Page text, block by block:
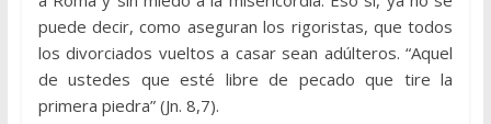
puede decir, como aseguran los rigoristas, que todos
los divorciados vueltos a casar sean adúlteros. “Aquel
de ustedes que esté libre de pecado que tire la
primera piedra” (Jn. 8,7).